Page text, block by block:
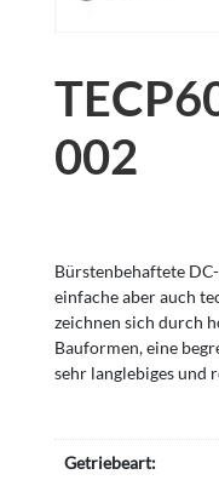
002
Bürstenbehaftete
einfache aber auch
zeichnen sich durch
Bauformen, eine
sehr langlebiges und
Getriebeart: